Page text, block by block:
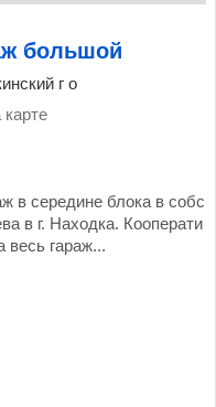
большой
г о
в середине блока в собс
в г. Находка. Кооперати
весь гараж...